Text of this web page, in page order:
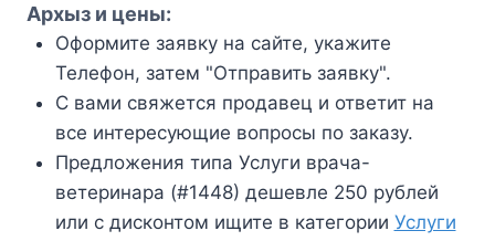
Архыз и цены:
Оформите заявку на сайте, укажите
Телефон, затем "Отправить заявку".
С вами свяжется продавец и ответит на
все интересующие вопросы по заказу.
Предложения типа Услуги врача-
ветеринара (#1448) дешевле 250 рублей
или с дисконтом ищите в категории Услуги